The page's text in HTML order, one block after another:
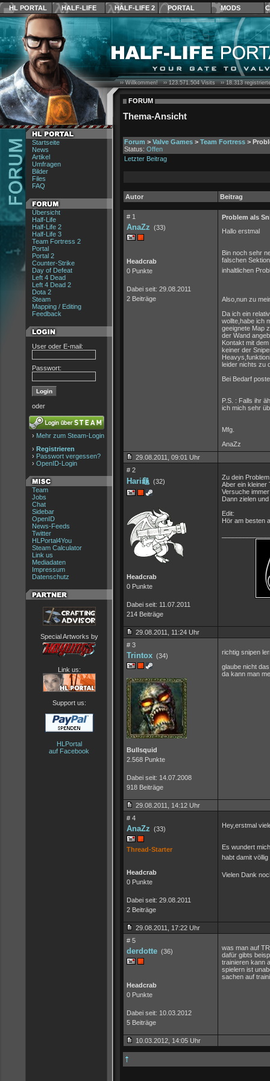
HL PORTAL HALF-LIFE HALF-LIFE 2 PORTAL MODS
Startseite
News
Artikel
Umfragen
Bilder
Files
FAQ
Übersicht
Half-Life
Half-Life 2
Half-Life 3
Team Fortress 2
Portal
Portal 2
Counter-Strike
Day of Defeat
Left 4 Dead
Left 4 Dead 2
Dota 2
Steam
Mapping / Editing
Feedback
User oder E-mail:
Passwort:
oder
› Mehr zum Steam-Login
› Registrieren
› Passwort vergessen?
› OpenID-Login
Team
Jobs
Chat
Sidebar
OpenID
News-Feeds
Twitter
HLPortal4You
Steam Calculator
Link us
Mediadaten
Impressum
Datenschutz
Special Artworks by
Link us:
Support us:
HLPortal
auf Facebook
›› Willkommen! ››123.571.504Visits ››18.313
FORUM
Thema-Ansicht
Forum > Valve Games > Team Fortress >
Status: Offen
Letzter Beitrag
Autor Beitrag
# 1
AnaZz (33)
Headcrab
0 Punkte
Dabei seit: 29.08.2011
2 Beiträge
Problem als
Hallo erstmal
Bin noch sehr
falschen
inhaltlichen
Also,nun zu
Da ich ein
wollte,habe ich
geeignete Map
der Wand
Kontakt mit
keiner der
leider nichts zu
Bei Bedarf
P.S. : Falls ihr
ich mich sehr
Mfg.
AnaZz
29.08.2011, 09:01 Uhr
# 2
Hari龜 (32)
Headcrab
0 Punkte
Dabei seit: 11.07.2011
214 Beiträge
Zu dein
Aber ein kleiner
Versuche
Dann zielen
Edit:
Hör am besten
29.08.2011, 11:24 Uhr
# 3
Trintox (34)
Bullsquid
2.568 Punkte
Dabei seit: 14.07.2008
918 Beiträge
richtig snipen
glaube nicht
da kann man
29.08.2011, 14:12 Uhr
# 4
AnaZz (33)
Thread-Starter
Headcrab
0 Punkte
Dabei seit: 29.08.2011
2 Beiträge
Hey,erstmal
Es wundert
habt damit
Vielen Dank
29.08.2011, 17:22 Uhr
# 5
derdotte (36)
Headcrab
0 Punkte
Dabei seit: 10.03.2012
5 Beiträge
was man auf
dafür gibts
trainieren kann
spielern ist
sachen auf
10.03.2012, 14:05 Uhr